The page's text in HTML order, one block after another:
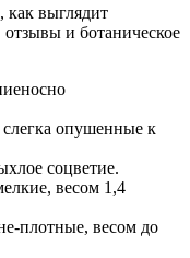
как выглядит
и ботаническое
опушенные к
соцветие.
весом 1,4
плотные, весом до